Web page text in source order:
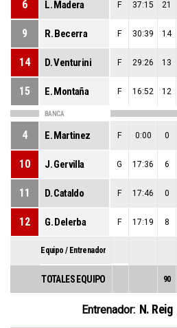
6 L. Madera F 37:15 21
9 R. Becerra F 30:39 14
14 D. Venturini F 29:26 13
15 E. Montaña F 16:52 12
BANCA
4 E. Martinez F 0:00 0
10 J. Gervilla G 17:36 6
11 D. Cataldo F 17:46 0
12 G. Delerba F 17:19 8
Equipo / Entrenador
TOTALES EQUIPO 90
Entrenador: N. Reig